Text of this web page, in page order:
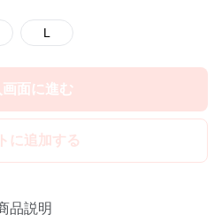
L
画面に進む
に追加する
品説明